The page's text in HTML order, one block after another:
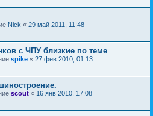
Nick « 29 май 2011, 11:48
с ЧПУ близкие по теме
spike « 27 фев 2010, 01:13
scout « 16 янв 2010, 17:08